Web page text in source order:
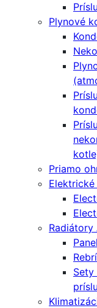
Plynové
Priamo
Radiátory
Sety